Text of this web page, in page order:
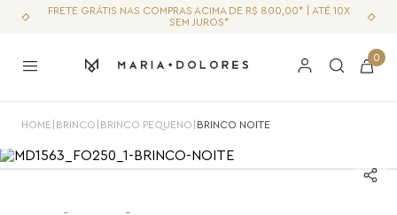
FRETE GRÁTIS NAS COMPRAS ACIMA DE R$ 800,00* | ATÉ 10X
SEM JUROS*
0
HOME BRINCO BRINCO PEQUENO BRINCO NOITE